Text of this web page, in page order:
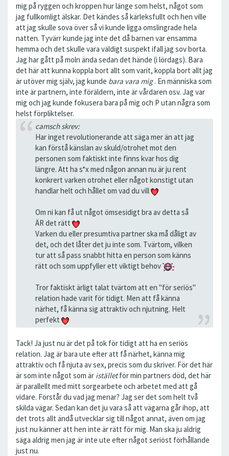
mig på ryggen och kroppen hur länge som helst, något som
jag fullkomligt älskar. Det kändes så kärleksfullt och hen ville
att jag skulle sova över så vi kunde ligga omslingrade hela
natten. Tyvärr kunde jag inte det då barnen var ensamma
hemma och det skulle vara väldigt suspekt ifall jag sov borta.
Jag har gått på moln ända sedan det hände (i lördags). Bara
det här att kunna koppla bort allt som varit, koppla bort allt jag
är utöver mig själv, jag kunde bara vara mig. En människa som
inte är partnern, inte föräldern, inte är vårdaren osv. Jag var
mig och jag kunde fokusera bara på mig och P utan några som
helst förpliktelser.
camsch skrev:
Har inget revolutionerande att säga mer än att jag
kan förstå känslan av skuld/otrohet mot den
personen som faktiskt inte finns kvar hos dig
längre. Att ha s*x med någon annan nu är ju rent
konkrert varken otrohet eller något konstigt utan
handlar helt och hållet om vad du vill
Om ni kan få ut något ömsesidigt bra av detta så
ÄR det rätt
Varken du eller presumtiva partner ska må dåligt av
det, och det låter det ju inte som. Tvärtom, vilken
tur att så pass snabbt hitta en person som känns
rätt och som uppfyller ett viktigt behov
Tror faktiskt ärligt talat tvärtom att en "för seriös"
relation hade varit för tidigt. Men att få känna
närhet, få känna sig attraktiv och njutning. Helt
perfekt
Tack! Ja just nu är det på tok för tidigt att ha en seriös
relation. Jag är bara ute efter att få närhet, känna mig
attraktiv och få njuta av sex, precis som du skriver. För det här
är som inte något som är iställetför min partners död, det här
är parallellt med mitt sorgearbete och arbetet med att gå
vidare. Förstår du vad jag menar? Jag ser det som helt två
skilda vägar. Sedan kan det ju vara så att vägarna går ihop, att
det trots allt ändå utvecklar sig till något annat, även om jag
just nu känner att hen inte är rätt för mig. Man ska ju aldrig
säga aldrig men jag är inte ute efter något seriöst förhållande
just nu.